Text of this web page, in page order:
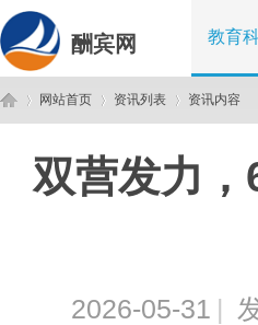
酬宾网 教育
网站首页
›
资讯列表
›
资讯内容
双营发力
2026-05-31 |